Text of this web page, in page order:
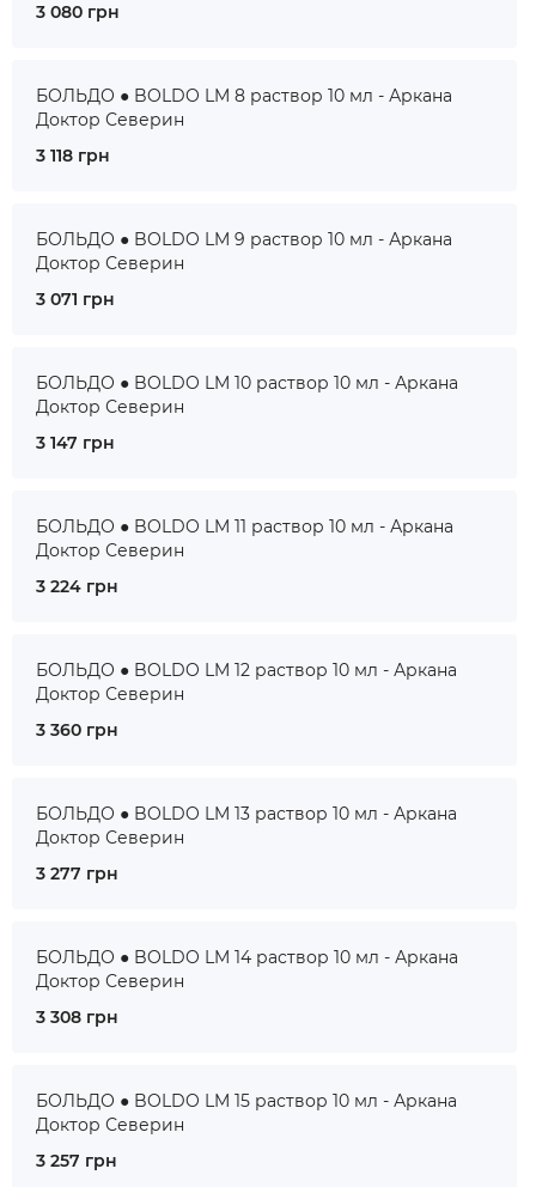
3 080 грн
БОЛЬДО ● BOLDO LM 8 раствор 10 мл - Аркана
Доктор Северин
3 118 грн
БОЛЬДО ● BOLDO LM 9 раствор 10 мл - Аркана
Доктор Северин
3 071 грн
БОЛЬДО ● BOLDO LM 10 раствор 10 мл - Аркана
Доктор Северин
3 147 грн
БОЛЬДО ● BOLDO LM 11 раствор 10 мл - Аркана
Доктор Северин
3 224 грн
БОЛЬДО ● BOLDO LM 12 раствор 10 мл - Аркана
Доктор Северин
3 360 грн
БОЛЬДО ● BOLDO LM 13 раствор 10 мл - Аркана
Доктор Северин
3 277 грн
БОЛЬДО ● BOLDO LM 14 раствор 10 мл - Аркана
Доктор Северин
3 308 грн
БОЛЬДО ● BOLDO LM 15 раствор 10 мл - Аркана
Доктор Северин
3 257 грн